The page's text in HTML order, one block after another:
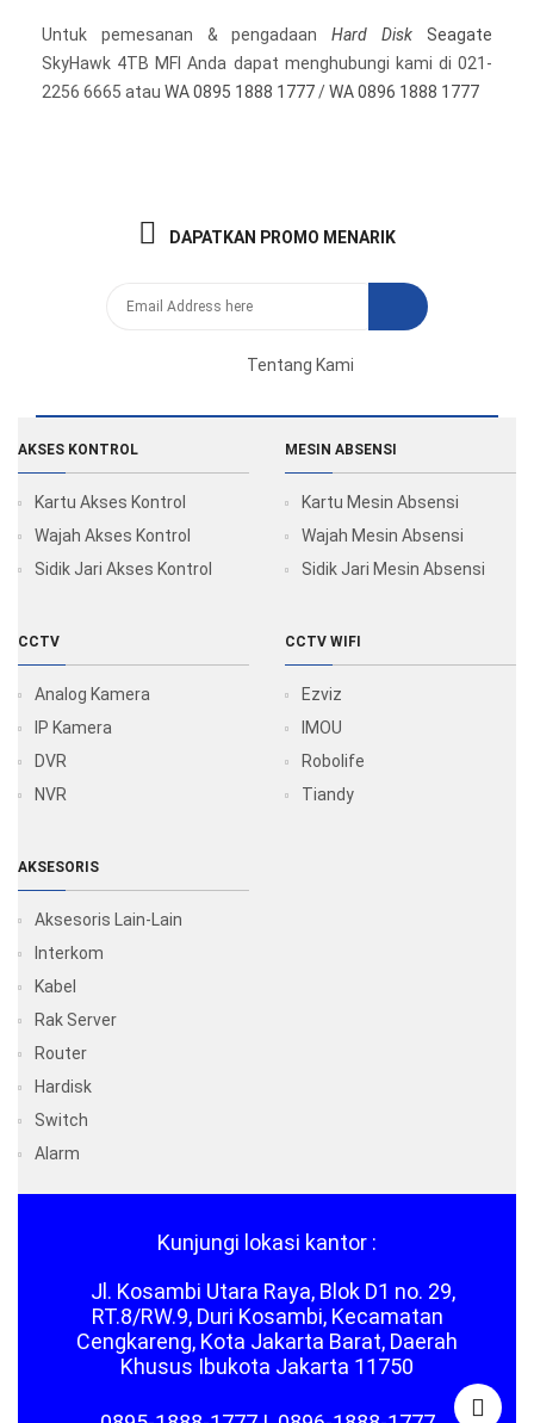
Untuk pemesanan & pengadaanHard Disk Seagate
SkyHawk 4TB MFI Anda dapat menghubungi kami di 021-
2256 6665 atau WA 0895 1888 1777/WA 0896 1888 1777
DAPATKAN PROMO MENARIK
Tentang Kami
AKSES KONTROL
Kartu Akses Kontrol
Wajah Akses Kontrol
Sidik Jari Akses Kontrol
MESIN ABSENSI
Kartu Mesin Absensi
Wajah Mesin Absensi
Sidik Jari Mesin Absensi
CCTV
Analog Kamera
IP Kamera
DVR
NVR
CCTV WIFI
Ezviz
IMOU
Robolife
Tiandy
AKSESORIS
Aksesoris Lain-Lain
Interkom
Kabel
Rak Server
Router
Hardisk
Switch
Alarm
Kunjungi lokasi kantor :
Jl. Kosambi Utara Raya, Blok D1 no. 29,
RT.8/RW.9, Duri Kosambi, Kecamatan
Cengkareng, Kota Jakarta Barat, Daerah
Khusus Ibukota Jakarta 11750